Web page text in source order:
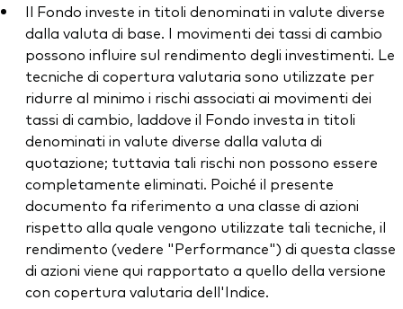
Il Fondo investe in titoli denominati in valute diverse
dalla valuta di base. I movimenti dei tassi di cambio
possono influire sul rendimento degli investimenti. Le
tecniche di copertura valutaria sono utilizzate per
ridurre al minimo i rischi associati ai movimenti dei
tassi di cambio, laddove il Fondo investa in titoli
denominati in valute diverse dalla valuta di
quotazione; tuttavia tali rischi non possono essere
completamente eliminati. Poiché il presente
documento fa riferimento a una classe di azioni
rispetto alla quale vengono utilizzate tali tecniche, il
rendimento (vedere "Performance") di questa classe
di azioni viene qui rapportato a quello della versione
con copertura valutaria dell'Indice.